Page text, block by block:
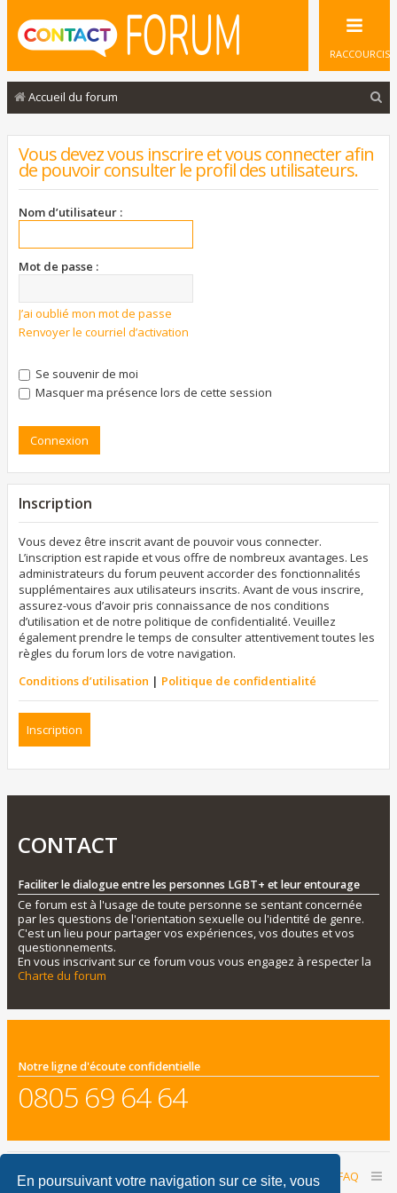
En poursuivant votre navigation sur ce site, vous
RACCOURCIS
Accueil du forum
Vous devez vous inscrire et vous connecter afin
de pouvoir consulter le profil des utilisateurs.
Nom d’utilisateur :
Mot de passe :
J’ai oublié mon mot de passe
Renvoyer le courriel d’activation
Se souvenir de moi
Masquer ma présence lors de cette session
Inscription
Vous devez être inscrit avant de pouvoir vous connecter.
L’inscription est rapide et vous offre de nombreux avantages. Les
administrateurs du forum peuvent accorder des fonctionnalités
supplémentaires aux utilisateurs inscrits. Avant de vous inscrire,
assurez-vous d’avoir pris connaissance de nos conditions
d’utilisation et de notre politique de confidentialité. Veuillez
également prendre le temps de consulter attentivement toutes les
règles du forum lors de votre navigation.
Conditions d’utilisation | Politique de confidentialité
Inscription
CONTACT
Faciliter le dialogue entre les personnes LGBT+ et leur entourage
Ce forum est à l'usage de toute personne se sentant concernée
par les questions de l'orientation sexuelle ou l'identité de genre.
C'est un lieu pour partager vos expériences, vos doutes et vos
questionnements.
En vous inscrivant sur ce forum vous vous engagez à respecter la
Charte du forum
Notre ligne d'écoute confidentielle
0805 69 64 64
Accueil du forum FAQ
Nous contacter